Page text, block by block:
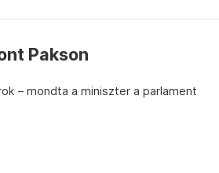
Pakson
– mondta a miniszter a parlament